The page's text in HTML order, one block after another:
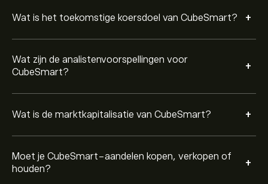
Wat is het toekomstige koersdoel van CubeSmart? +
Wat zijn de analistenvoorspellingen voor
CubeSmart?
+
Wat is de marktkapitalisatie van CubeSmart? +
Moet je CubeSmart-aandelen kopen, verkopen of
houden?
+